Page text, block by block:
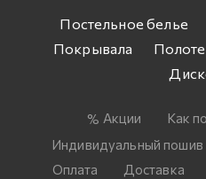
Постельное белье
Покрывала
Акции
Как
Индивидуальный пошив
Оплата
Доставка